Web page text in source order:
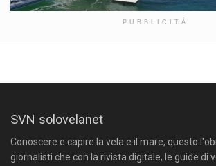
PUBBLICITÀ
SVN solovelanet
Conoscere e capire la vela e il mare, questo
giornalisti che con la rivista digitale, le guide di